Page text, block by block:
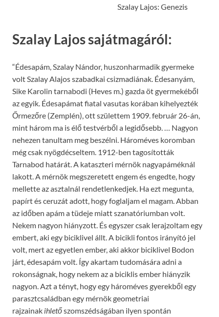
Szalay Lajos: Genezis
Szalay Lajos sajátmagáról:
“Édesapám, Szalay Nándor, huszonharmadik gyermeke
volt Szalay Alajos szabadkai csizmadiának. Édesanyám,
Sike Karolin tarnabodi (Heves m.) gazda öt gyermekéből
az egyik. Édesapámat fiatal vasutas korában kihelyezték
Őrmezőre (Zemplén), ott születtem 1909. február 26-án,
mint három ma is élő testvérből a legidősebb. … Nagyon
nehezen tanultam meg beszélni. Hároméves koromban
még csak nyögdécseltem. 1912-ben tagosították
Tarnabod határát. A kataszteri mérnök nagyapáméknál
lakott. A mérnök megszeretett engem és engedte, hogy
mellette az asztalnál rendetlenkedjek. Ha ezt megunta,
papírt és ceruzát adott, hogy foglaljam el magam. Abban
az időben apám a tüdeje miatt szanatóriumban volt.
Nekem nagyon hiányzott. És egyszer csak lerajzoltam egy
embert, aki egy biciklivel állt. A bicikli fontos irányító jel
volt, mert az egyetlen ember, aki akkor biciklivel Bodon
járt, édesapám volt. Így akartam tudomására adni a
rokonságnak, hogy nekem az a biciklis ember hiányzik
nagyon. Azt a tényt, hogy egy hároméves gyerekből egy
parasztcsaládban egy mérnök geometriai
rajzainak ihletőszomszédságában ilyen spontán